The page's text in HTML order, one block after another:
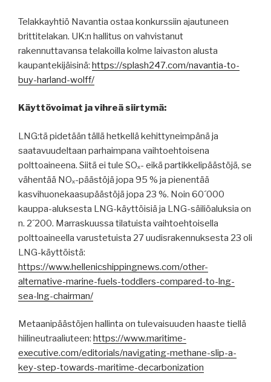
Telakkayhtiö Navantia ostaa konkurssiin ajautuneen
brittitelakan. UK:n hallitus on vahvistanut
rakennuttavansa telakoilla kolme laivaston alusta
kaupantekijäisinä: https://splash247.com/navantia-to-
buy-harland-wolff/
Käyttövoimat ja vihreä siirtymä:
LNG:tä pidetään tällä hetkellä kehittyneimpänä ja
saatavuudeltaan parhaimpana vaihtoehtoisena
polttoaineena. Siitä ei tule SOₓ- eikä partikkelipäästöjä, se
vähentää NOₓ-päästöjä jopa 95 % ja pienentää
kasvihuonekaasupäästöjä jopa 23 %. Noin 60´000
kauppa-aluksesta LNG-käyttöisiä ja LNG-säiliöaluksia on
n. 2´200. Marraskuussa tilatuista vaihtoehtoisella
polttoaineella varustetuista 27 uudisrakennuksesta 23 oli
LNG-käyttöistä:
https://www.hellenicshippingnews.com/other-
alternative-marine-fuels-toddlers-compared-to-lng-
sea-lng-chairman/
Metaanipäästöjen hallinta on tulevaisuuden haaste tiellä
hiilineutraaliuteen: https://www.maritime-
executive.com/editorials/navigating-methane-slip-a-
key-step-towards-maritime-decarbonization